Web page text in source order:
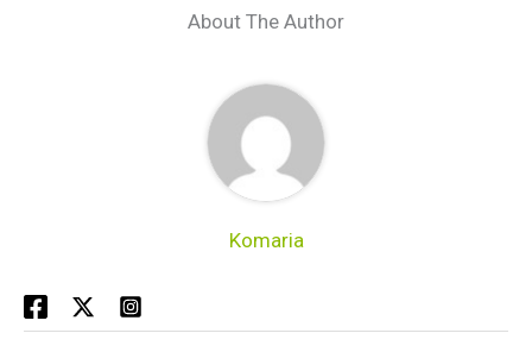
About The Author
Komaria